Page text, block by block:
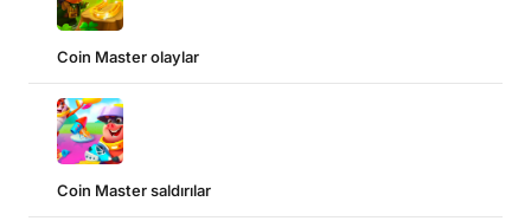
Coin Master olaylar
Coin Master saldırılar